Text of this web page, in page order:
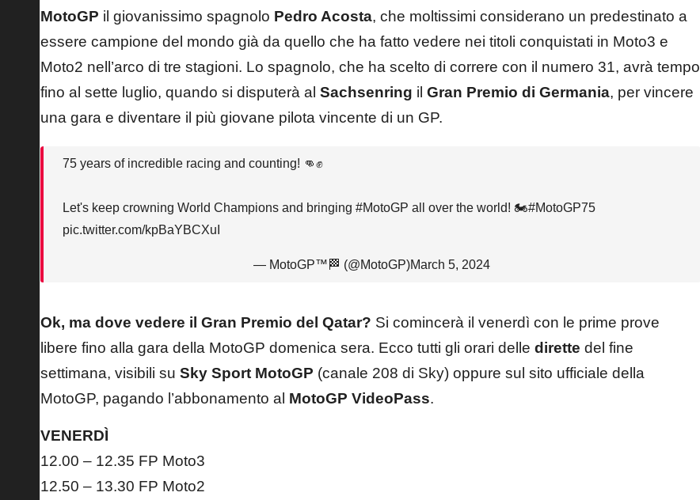
MotoGP il giovanissimo spagnolo Pedro Acosta, che moltissimi considerano un predestinato a
essere campione del mondo già da quello che ha fatto vedere nei titoli conquistati in Moto3 e
Moto2 nell’arco di tre stagioni. Lo spagnolo, che ha scelto di correre con il numero 31, avrà tempo
fino al sette luglio, quando si disputerà al Sachsenring il Gran Premio di Germania, per vincere
una gara e diventare il più giovane pilota vincente di un GP.
75 years of incredible racing and counting! 👊✊
Let's keep crowning World Champions and bringing #MotoGP all over the world! 🏍#MotoGP75
pic.twitter.com/kpBaYBCXuI
— MotoGP™🏁 (@MotoGP)March 5, 2024
Ok, ma dove vedere il Gran Premio del Qatar? Si comincerà il venerdì con le prime prove
libere fino alla gara della MotoGP domenica sera. Ecco tutti gli orari delle dirette del fine
settimana, visibili su Sky Sport MotoGP (canale 208 di Sky) oppure sul sito ufficiale della
MotoGP, pagando l’abbonamento al MotoGP VideoPass.
VENERDÌ
12.00 – 12.35 FP Moto3
12.50 – 13.30 FP Moto2